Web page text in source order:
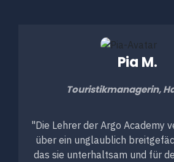
Pia M.
Touristikmanagerin,
"Die Lehrer der Argo Academy
über ein unglaublich
das sie unterhaltsam und für